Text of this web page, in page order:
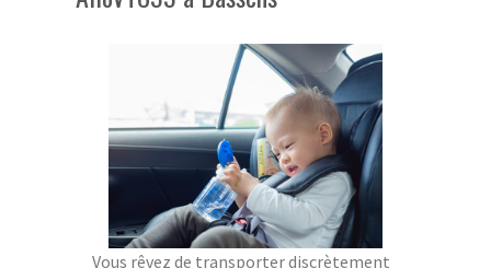
Vous rêvez de transporter discrètement